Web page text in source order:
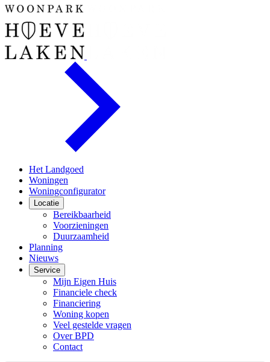
Het Landgoed
Woningen
Woningconfigurator
Locatie
Bereikbaarheid
Voorzieningen
Duurzaamheid
Planning
Nieuws
Service
Mijn Eigen Huis
Financiele check
Financiering
Woning kopen
Veel gestelde vragen
Over BPD
Contact